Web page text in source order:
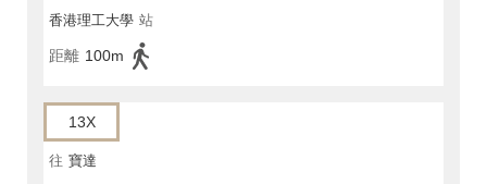
香港理工大學 站
距離 100m
13X
往 寶達